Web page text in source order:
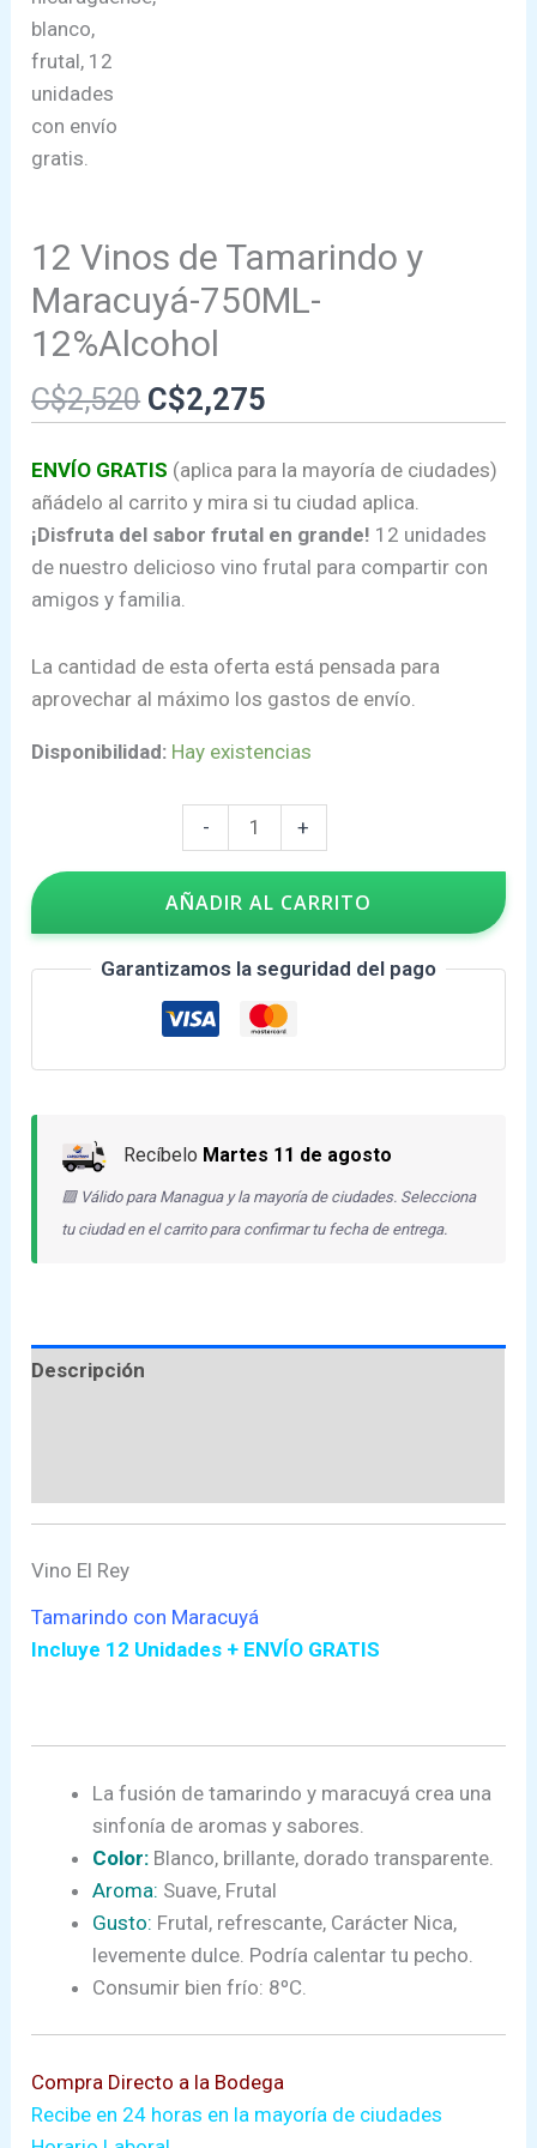
12 Vinos de Tamarindo y
Maracuyá-750ML-
12%Alcohol
C$2,520 El
precio
original
era:
C$2,520.
C$2,275
precio
actual
es:
C$2,275.
ENVÍO GRATIS (aplica para la mayoría de ciudades)
añádelo al carrito y mira si tu ciudad aplica.
¡Disfruta del sabor frutal en grande! 12 unidades
de nuestro delicioso vino frutal para compartir con
amigos y familia.
La cantidad de esta oferta está pensada para
aprovechar al máximo los gastos de envío.
Disponibilidad: Hay existencias
-
Vinos
Tamarindo
Maracuyá-750ML-
12%Alcohol
+
AÑADIR AL CARRITO
Garantizamos la seguridad del pago
Recíbelo Martes 11 de agosto
🟪 Válido para Managua y la mayoría de ciudades. Selecciona
tu ciudad en el carrito para confirmar tu fecha de entrega.
Descripción
Vino El Rey
Tamarindo con Maracuyá
Incluye 12 Unidades + ENVÍO GRATIS
La fusión de tamarindo y maracuyá crea una
sinfonía de aromas y sabores.
Color: Blanco, brillante, dorado transparente.
Aroma: Suave, Frutal
Gusto: Frutal, refrescante, Carácter Nica,
levemente dulce. Podría calentar tu pecho.
Consumir bien frío: 8ºC.
Compra Directo a la Bodega
Recibe en 24 horas en la mayoría de ciudades